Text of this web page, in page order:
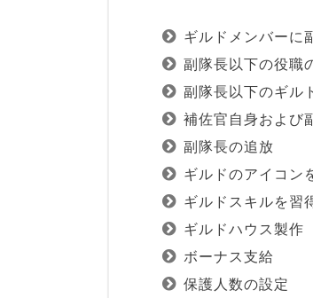
ギルドメンバーに
副隊長以下の役職
副隊長以下のギル
補佐官自身および
副隊長の追放
ギルドのアイコン
ギルドスキルを習
ギルドハウス製作
ボーナス支給
保護人数の設定